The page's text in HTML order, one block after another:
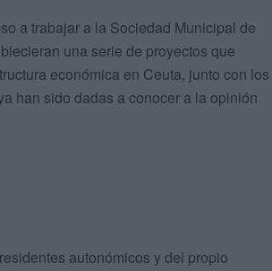
a trabajar a la Sociedad Municipal de
una serie de proyectos que
económica en Ceuta, junto con los
han sido dadas a conocer a la opinión
autonómicos y del propio